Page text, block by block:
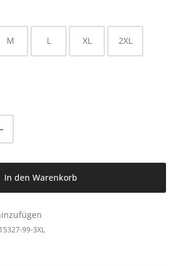
M L XL 2XL
Gib den gewünschten
In den Warenkorb
99-3XL